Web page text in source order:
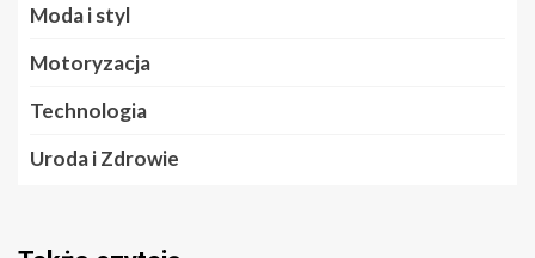
Moda i styl
Motoryzacja
Technologia
Uroda i Zdrowie